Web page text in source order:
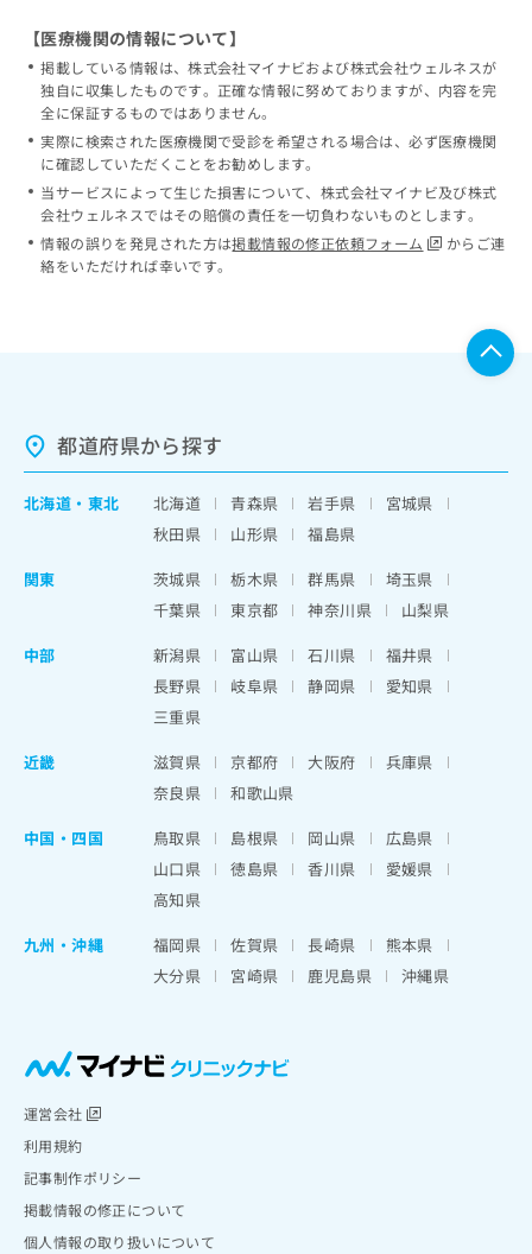
【医療機関の情報について】
掲載している情報は、株式会社マイナビおよび株式会社ウェルネスが
独自に収集したものです。正確な情報に努めておりますが、内容を完
全に保証するものではありません。
実際に検索された医療機関で受診を希望される場合は、必ず医療機関
に確認していただくことをお勧めします。
当サービスによって生じた損害について、株式会社マイナビ及び株式
会社ウェルネスではその賠償の責任を一切負わないものとします。
情報の誤りを発見された方は掲載情報の修正依頼フォーム
からご連
絡をいただければ幸いです。
都道府県から探す
北海道 ・ 東北 北海道 青森県 岩手県
宮城県
秋田県
山形県
福島県
関東
茨城県 栃木県 群馬県
埼玉県
千葉県
東京都 神奈川県
山梨県
中部
新潟県 富山県 石川県
福井県
長野県
岐阜県 静岡県
愛知県
三重県
近畿
滋賀県 京都府 大阪府
兵庫県
奈良県
和歌山県
中国・四国
鳥取県 島根県 岡山県
広島県
山口県
徳島県 香川県
愛媛県
高知県
九州・沖縄
福岡県 佐賀県 長崎県
熊本県
大分県
宮崎県 鹿児島県 沖縄県
運営会社
利用規約
記事制作ポリシー
掲載情報の修正について
個人情報の取り扱いについて